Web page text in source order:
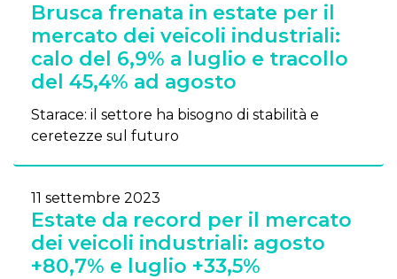
Brusca frenata in estate per il
mercato dei veicoli industriali:
calo del 6,9% a luglio e tracollo
del 45,4% ad agosto
Starace: il settore ha bisogno di stabilità e
ceretezze sul futuro
11 settembre 2023
Estate da record per il mercato
dei veicoli industriali: agosto
+80,7% e luglio +33,5%